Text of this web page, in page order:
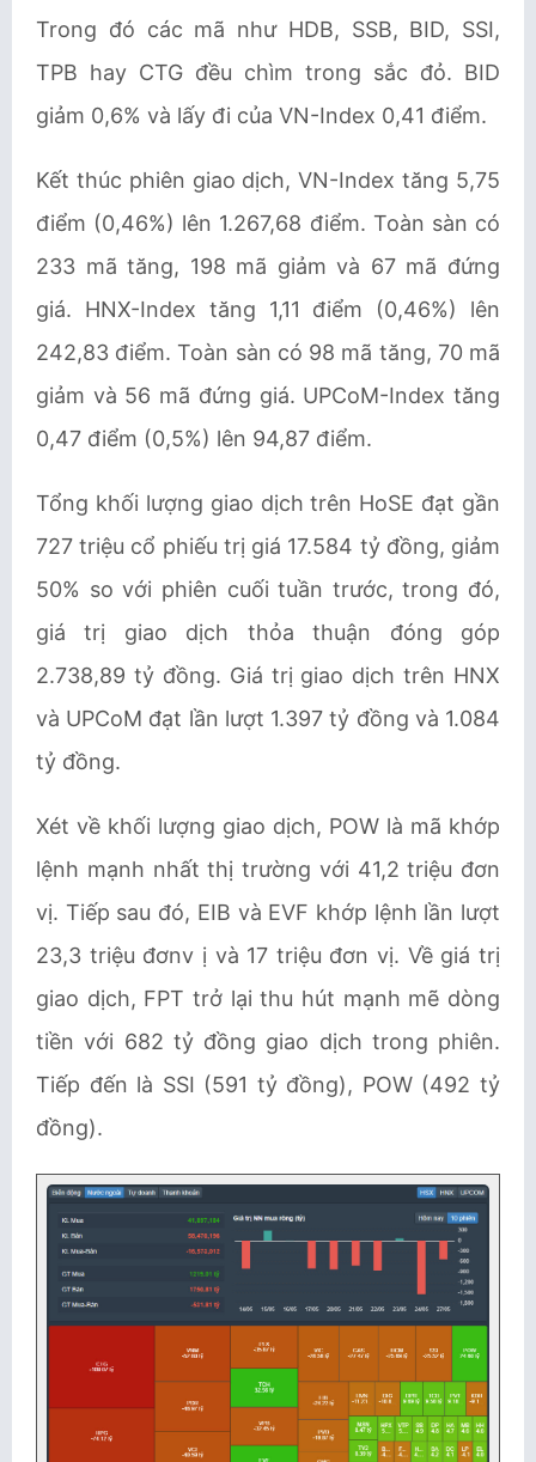
Trong đó các mã như HDB, SSB, BID, SSI,
TPB hay CTG đều chìm trong sắc đỏ. BID
giảm 0,6% và lấy đi của VN-Index 0,41 điểm.
Kết thúc phiên giao dịch, VN-Index tăng 5,75
điểm (0,46%) lên 1.267,68 điểm. Toàn sàn có
233 mã tăng, 198 mã giảm và 67 mã đứng
giá. HNX-Index tăng 1,11 điểm (0,46%) lên
242,83 điểm. Toàn sàn có 98 mã tăng, 70 mã
giảm và 56 mã đứng giá. UPCoM-Index tăng
0,47 điểm (0,5%) lên 94,87 điểm.
Tổng khối lượng giao dịch trên HoSE đạt gần
727 triệu cổ phiếu trị giá 17.584 tỷ đồng, giảm
50% so với phiên cuối tuần trước, trong đó,
giá trị giao dịch thỏa thuận đóng góp
2.738,89 tỷ đồng. Giá trị giao dịch trên HNX
và UPCoM đạt lần lượt 1.397 tỷ đồng và 1.084
tỷ đồng.
Xét về khối lượng giao dịch, POW là mã khớp
lệnh mạnh nhất thị trường với 41,2 triệu đơn
vị. Tiếp sau đó, EIB và EVF khớp lệnh lần lượt
23,3 triệu đơnv ị và 17 triệu đơn vị. Về giá trị
giao dịch, FPT trở lại thu hút mạnh mẽ dòng
tiền với 682 tỷ đồng giao dịch trong phiên.
Tiếp đến là SSI (591 tỷ đồng), POW (492 tỷ
đồng).